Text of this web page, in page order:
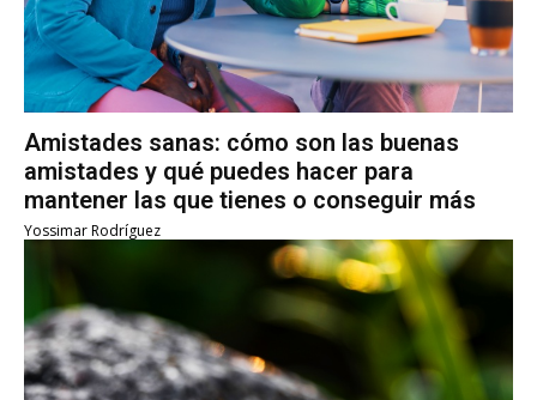
Amistades sanas: cómo son las buenas
amistades y qué puedes hacer para
mantener las que tienes o conseguir más
Yossimar Rodríguez